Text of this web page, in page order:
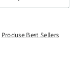
Produse Best Sellers